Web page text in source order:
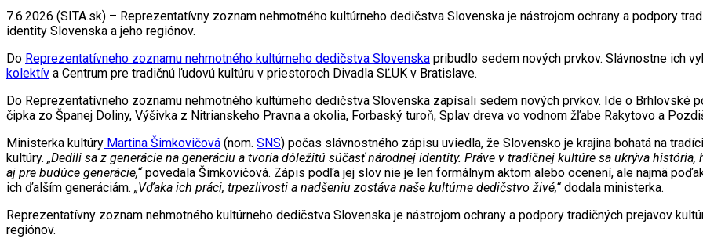
7.6.2026 (SITA.sk) – Reprezentatívny zoznam nehmotného kultúrneho dedičstva Slovenska je nástrojom ochrany a podpory
identity Slovenska a jeho regiónov.
Do Reprezentatívneho zoznamu nehmotného kultúrneho dedičstva Slovenska pribudlo sedem nových prvkov. Slávnostne ich
kolektív a Centrum pre tradičnú ľudovú kultúru v priestoroch Divadla SĽUK v Bratislave.
Do Reprezentatívneho zoznamu nehmotného kultúrneho dedičstva Slovenska zapísali sedem nových prvkov. Ide o Brhlovské
čipka zo Španej Doliny, Výšivka z Nitrianskeho Pravna a okolia, Forbaský turoň, Splav dreva vo vodnom žľabe Rakytovo a
Ministerka kultúry Martina Šimkovičová (nom. SNS) počas slávnostného zápisu uviedla, že Slovensko je krajina bohatá na
kultúry. „Dedili sa z generácie na generáciu a tvoria dôležitú súčasť národnej identity. Práve v tradičnej kultúre sa ukrýva
aj pre budúce generácie,“povedala Šimkovičová. Zápis podľa jej slov nie je len formálnym aktom alebo ocenení, ale najmä
ich ďalším generáciám. „Vďaka ich práci, trpezlivosti a nadšeniu zostáva naše kultúrne dedičstvo živé,“dodala ministerka.
Reprezentatívny zoznam nehmotného kultúrneho dedičstva Slovenska je nástrojom ochrany a podpory tradičných prejavov
regiónov.